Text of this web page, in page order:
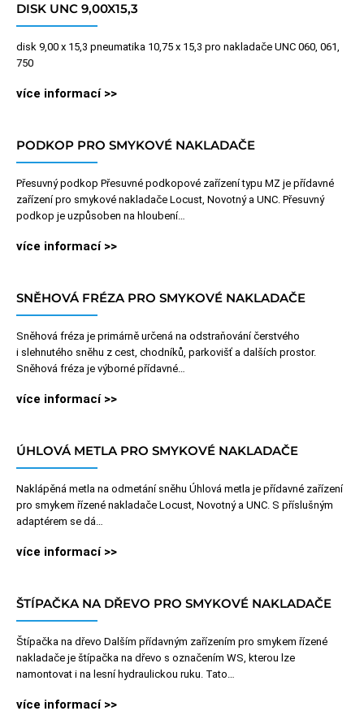
DISK UNC 9,00X15,3
disk 9,00 x 15,3 pneumatika 10,75 x 15,3 pro nakladače UNC 060, 061,
750
více informací >>
PODKOP PRO SMYKOVÉ NAKLADAČE
Přesuvný podkop Přesuvné podkopové zařízení typu MZ je přídavné
zařízení pro smykové nakladače Locust, Novotný a UNC. Přesuvný
podkop je uzpůsoben na hloubení…
více informací >>
SNĚHOVÁ FRÉZA PRO SMYKOVÉ NAKLADAČE
Sněhová fréza je primárně určená na odstraňování čerstvého
i slehnutého sněhu z cest, chodníků, parkovišť a dalších prostor.
Sněhová fréza je výborné přídavné…
více informací >>
ÚHLOVÁ METLA PRO SMYKOVÉ NAKLADAČE
Naklápěná metla na odmetání sněhu Úhlová metla je přídavné zařízení
pro smykem řízené nakladače Locust, Novotný a UNC. S příslušným
adaptérem se dá…
více informací >>
ŠTÍPAČKA NA DŘEVO PRO SMYKOVÉ NAKLADAČE
Štípačka na dřevo Dalším přídavným zařízením pro smykem řízené
nakladače je štípačka na dřevo s označením WS, kterou lze
namontovat i na lesní hydraulickou ruku. Tato…
více informací >>